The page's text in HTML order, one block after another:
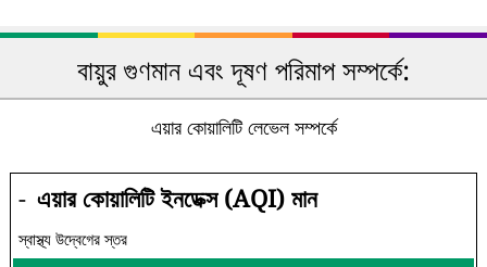
বায়ুর গুণমান এবং দূষণ পরিমাপ সম্পর্কে:
এয়ার কোয়ালিটি লেভেল সম্পর্কে
- এয়ার কোয়ালিটি ইনডেক্স (AQI) মান
স্বাস্থ্য উদ্বেগের স্তর